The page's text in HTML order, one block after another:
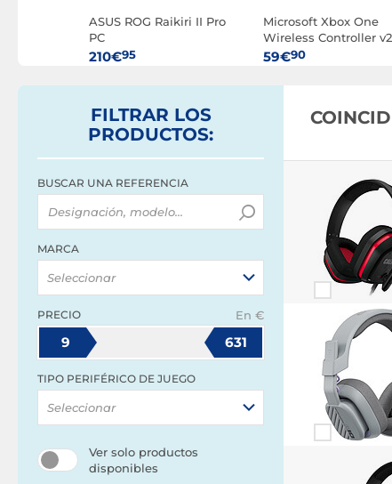
ASUS ROG Raikiri II Pro
PC
210€95
Microsoft Xbox One
Wireless Controller v2
(Negro)
59€90
FILTRAR LOS
PRODUCTOS:
BUSCAR UNA REFERENCIA
MARCA
Seleccionar
PRECIO En €
9 631
TIPO PERIFÉRICO DE JUEGO
Seleccionar
Ver solo productos
disponibles